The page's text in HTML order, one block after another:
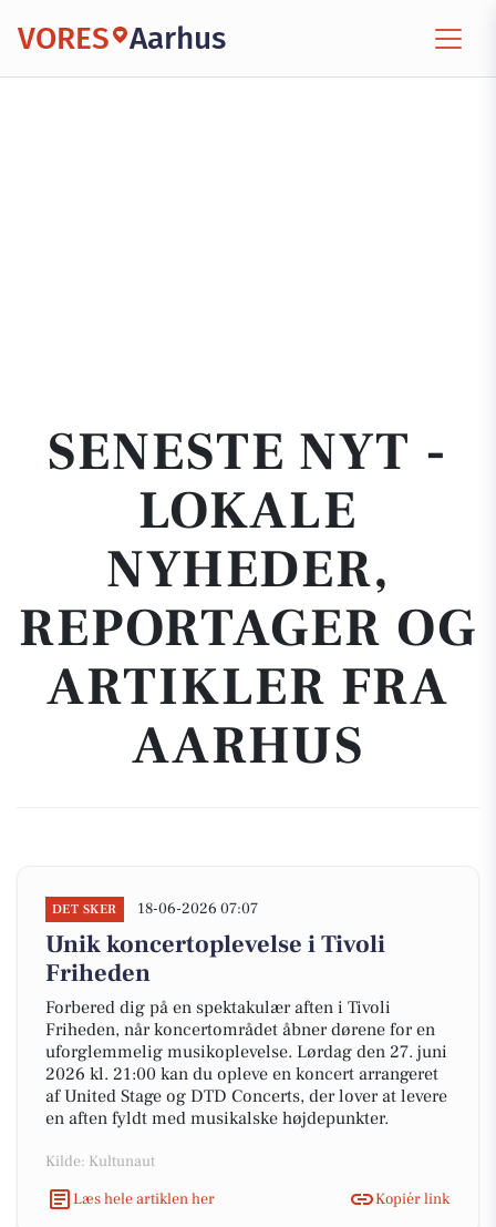
VORES Aarhus
SENESTE NYT -
LOKALE
NYHEDER,
REPORTAGER OG
ARTIKLER FRA
AARHUS
DET SKER 18-06-2026 07:07
Unik koncertoplevelse i Tivoli
Friheden
Forbered dig på en spektakulær aften i Tivoli
Friheden, når koncertområdet åbner dørene for en
uforglemmelig musikoplevelse. Lørdag den 27. juni
2026 kl. 21:00 kan du opleve en koncert arrangeret
af United Stage og DTD Concerts, der lover at levere
en aften fyldt med musikalske højdepunkter.
Kilde: Kultunaut
Læs hele artiklen her
Kopiér link